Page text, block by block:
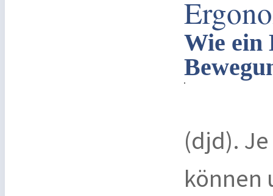
Wie ein
(djd).
können